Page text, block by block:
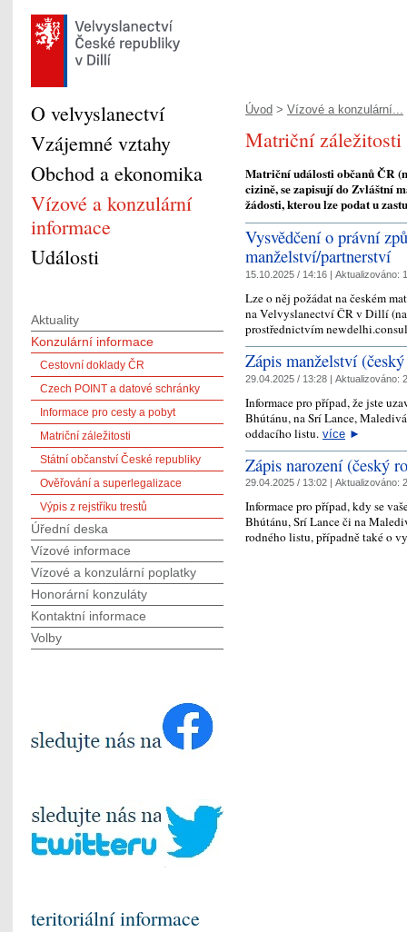
Úvod > Vízové a konzulární...
Matriční záležitosti
Matriční události občanů ČR
cizině, se zapisují do Zvláštní
žádosti, kterou lze podat u
Vysvědčení o právní
manželství/partnerství
15.10.2025 / 14:16 | Aktualizováno:
Lze o něj požádat na českém
na Velvyslanectví ČR v Dillí
prostřednictvím
Zápis manželství
29.04.2025 / 13:28 | Aktualizováno:
Informace pro případ, že jste
Bhútánu, na Srí Lance,
oddacího listu. více ►
Zápis narození (český
29.04.2025 / 13:02 | Aktualizováno:
Informace pro případ, kdy se
Bhútánu, Srí Lance či na
rodného listu, případně také o
O velvyslanectví
Vzájemné vztahy
Obchod a ekonomika
Vízové a konzulární
informace
Události
Aktuality
Konzulární informace
Cestovní doklady ČR
Czech POINT a datové schránky
Informace pro cesty a pobyt
Matriční záležitosti
Státní občanství České republiky
Ověřování a superlegalizace
Výpis z rejstříku trestů
Úřední deska
Vízové informace
Vízové a konzulární poplatky
Honorární konzuláty
Kontaktní informace
Volby
teritoriální informace